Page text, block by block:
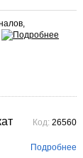
Код: 26560
Подробнее